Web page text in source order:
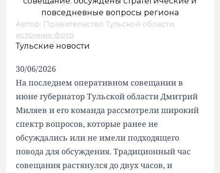
Автор: Правительство Тульской области,
источник фото.
Тульские новости
30/06/2026
На последнем оперативном совещании в
июне губернатор Тульской области Дмитрий
Миляев и его команда рассмотрели широкий
спектр вопросов, которые ранее не
обсуждались или не имели подходящего
повода для обсуждения. Традиционный час
совещания растянулся до двух часов, и